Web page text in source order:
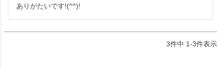
ありがたいです!(^^)!
3件中 1-3件表示